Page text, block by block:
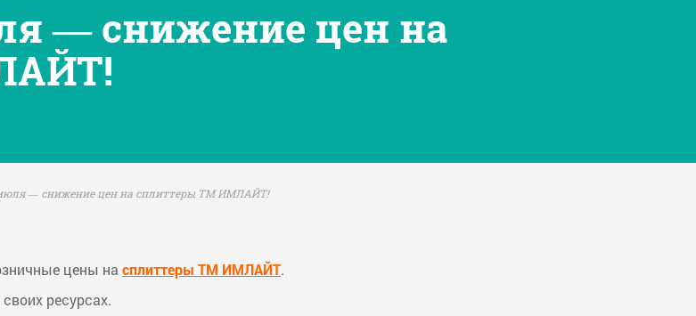
— снижение цен на
— снижение цен на сплиттеры ТМ ИМЛАЙТ!
цены на сплиттеры ТМ ИМЛАЙТ.
ресурсах.